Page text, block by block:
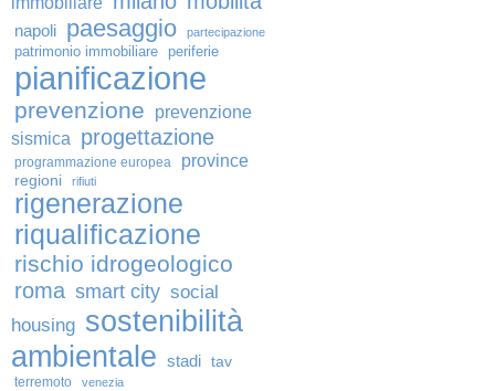
napoli paesaggio partecipazione
patrimonio immobiliare periferie
pianificazione
prevenzione
prevenzione
sismica
progettazione
programmazione europea province
regioni rifiuti
rigenerazione
riqualificazione
rischio idrogeologico
roma smart city social
housing sostenibilità
ambientale stadi tav
terremoto venezia